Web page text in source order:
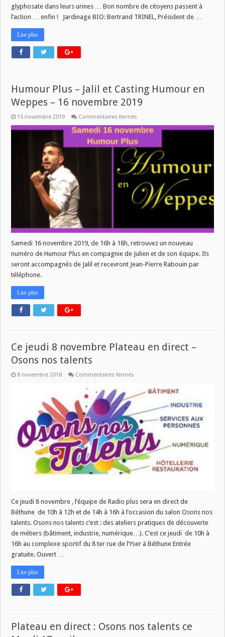
glyphosate dans leurs urines … Bon nombre de citoyens passent à
l’action … enfin ! Jardinage BIO: Bertrand TRINEL, Président de …
Lire plus
Humour Plus – Jalil et Casting Humour en
Weppes – 16 novembre 2019
15 novembre 2019 Commentaires fermés
Plus
Jalil
et
Casting
Humour
en
Weppes
16
novembre
2019
Samedi 16 novembre 2019, de 16h à 18h, retrouvez un nouveau
numéro de Humour Plus en compagnie de Julien et de son équipe. Ils
seront accompagnés de Jalil et recevront Jean-Pierre Rabouin par
téléphone.
Lire plus
Ce jeudi 8 novembre Plateau en direct –
Osons nos talents
8 novembre 2018 Commentaires fermés
8
en
direct
–
Osons
nos
talents
Ce jeudi 8 novembre , l’équipe de Radio plus sera en direct de
Béthune de 10h à 12h et de 14h à 16h à l’occasion du salon Osons nos
talents. Osons nos talents c’est : des ateliers pratiques de découverte
de métiers (bâtiment, industrie, numérique…). C’est ce jeudi de 10h à
16h au complexe sportif du 8 ter rue de l’Yser à Béthune Entrée
gratuite. Ouvert …
Lire plus
Plateau en direct : Osons nos talents ce